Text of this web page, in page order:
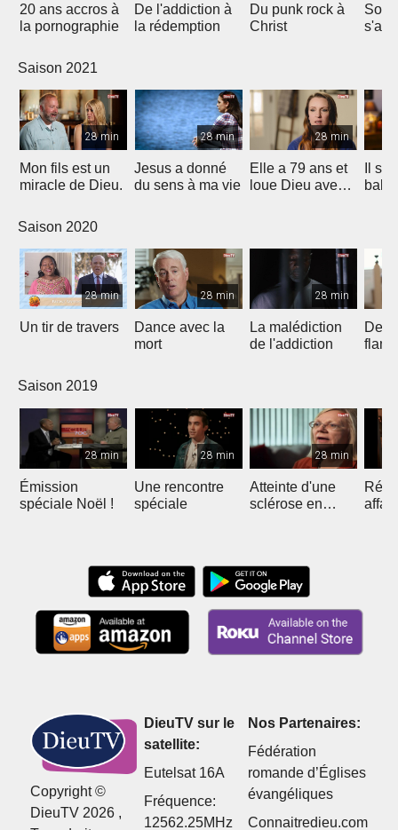
20 ans accros à
la pornographie
De l'addiction à
la rédemption
Du punk rock à
Christ
Son
Saison 2021
28 min
Mon fils est un
miracle de Dieu.
28 min
Jesus a donné
du sens à ma vie
28 min
Elle a 79 ans et
loue Dieu avec
Il
bale
Saison 2020
28 min
Un tir de travers
28 min
Dance avec la
mort
28 min
La malédiction
de l'addiction
Saison 2019
28 min
Émission
spéciale Noël !
28 min
Une rencontre
spéciale
28 min
Atteinte d'une
sclérose en
Copyright ©
DieuTV 2026 ,
DieuTV sur le
satellite:
Eutelsat 16A
Fréquence:
12562.25MHz
Nos Partenaires:
Fédération
romande d’Églises
évangéliques
Connaitredieu.com